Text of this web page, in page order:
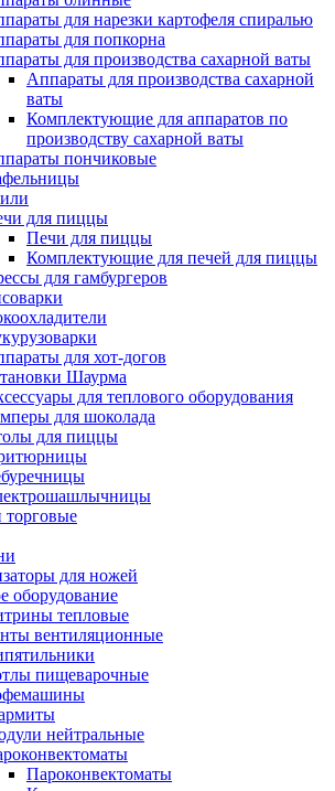
для нарезки картофеля спиралью
для попкорна
для производства сахарной ваты
Аппараты для производства сахарной
ваты
Комплектующие для аппаратов по
производству сахарной ваты
пончиковые
для пиццы
Печи для пиццы
Комплектующие для печей для пиццы
для гамбургеров
для хот-догов
Шаурма
для теплового оборудования
для шоколада
для пиццы
торговые
для ножей
оборудование
тепловые
вентиляционные
пищеварочные
нейтральные
Пароконвектоматы